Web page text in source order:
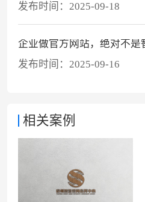
发布时间： 2025-09-18
企业做官方网站，绝对不是
发布时间： 2025-09-16
相关案例